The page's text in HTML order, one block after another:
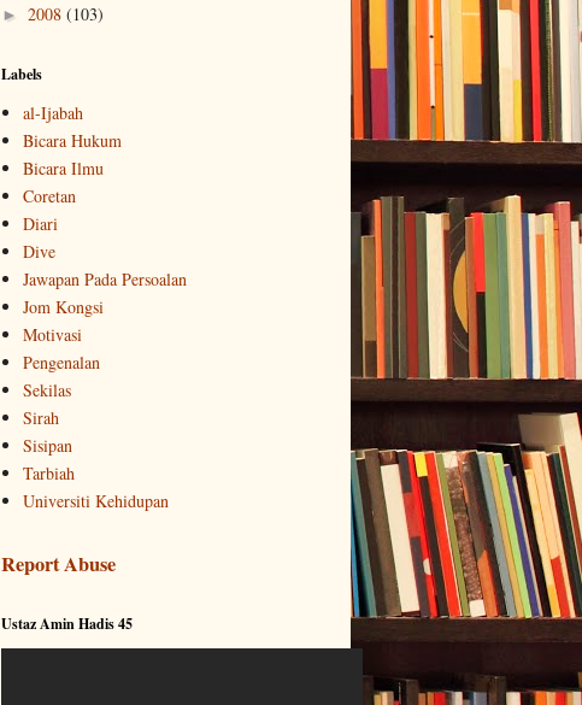
► 2008 (103)
Labels
al-Ijabah
Bicara Hukum
Bicara Ilmu
Coretan
Diari
Dive
Jawapan Pada Persoalan
Jom Kongsi
Motivasi
Pengenalan
Sekilas
Sirah
Sisipan
Tarbiah
Universiti Kehidupan
Report Abuse
Ustaz Amin Hadis 45